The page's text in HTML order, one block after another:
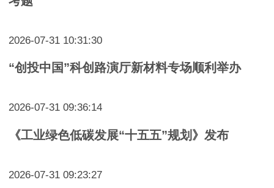
2026-07-31 10:31:30
“创投中国”科创路演厅新材料专场顺利举办
2026-07-31 09:36:14
《工业绿色低碳发展“十五五”规划》发布
2026-07-31 09:23:27